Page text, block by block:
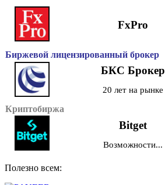
FxPro
Биржевой лицензированный брокер
БКС Брокер
20 лет на рынке
Криптобиржа
Bitget
Возможности...
Полезно всем: